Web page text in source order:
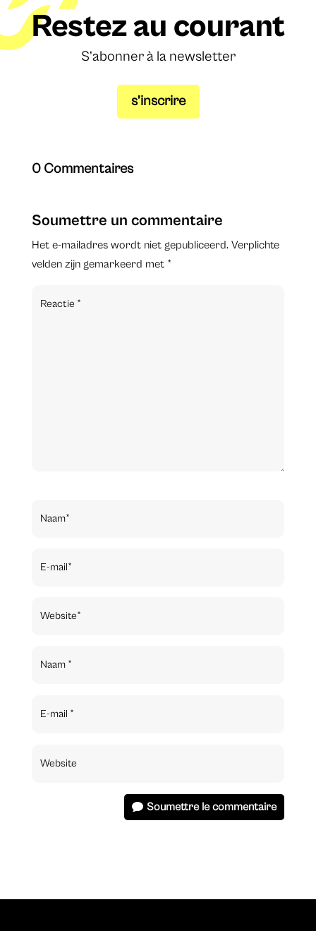
Restez au courant
S’abonner à la newsletter
s’inscrire
0 Commentaires
Soumettre un commentaire
Het e-mailadres wordt niet gepubliceerd. Verplichte
velden zijn gemarkeerd met *
Soumettre le commentaire